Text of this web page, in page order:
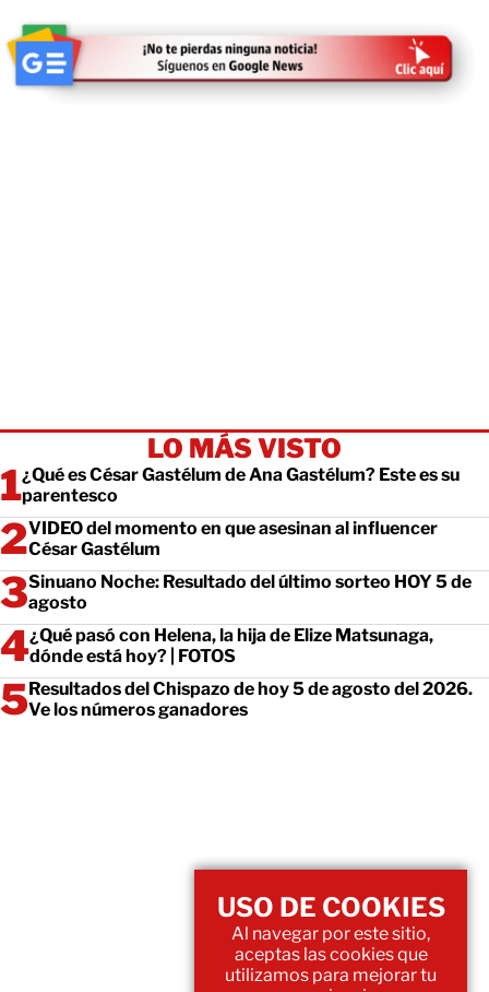
LO MÁS VISTO
¿Qué es César Gastélum de Ana Gastélum? Este es su
parentesco
VIDEO del momento en que asesinan al influencer
César Gastélum
Sinuano Noche: Resultado del último sorteo HOY 5 de
agosto
¿Qué pasó con Helena, la hija de Elize Matsunaga,
dónde está hoy? | FOTOS
Resultados del Chispazo de hoy 5 de agosto del 2026.
Ve los números ganadores
USO DE COOKIES
Al navegar por este sitio,
aceptas las cookies que
utilizamos para mejorar tu